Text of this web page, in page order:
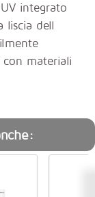
integrato
liscia dell
materiali